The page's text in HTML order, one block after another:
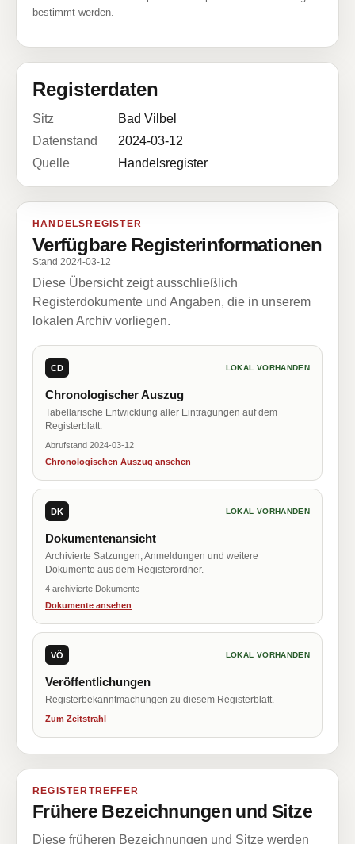
bestimmt werden.
Registerdaten
Sitz
Bad Vilbel
Datenstand
2024-03-12
Quelle
Handelsregister
HANDELSREGISTER
Verfügbare Registerinformationen
Stand 2024-03-12
Diese Übersicht zeigt ausschließlich
Registerdokumente und Angaben, die in unserem
lokalen Archiv vorliegen.
CD LOKAL VORHANDEN
Chronologischer Auszug
Tabellarische Entwicklung aller Eintragungen auf dem
Registerblatt.
Abrufstand 2024-03-12
Chronologischen Auszug ansehen
DK LOKAL VORHANDEN
Dokumentenansicht
Archivierte Satzungen, Anmeldungen und weitere
Dokumente aus dem Registerordner.
4 archivierte Dokumente
Dokumente ansehen
VÖ LOKAL VORHANDEN
Veröffentlichungen
Registerbekanntmachungen zu diesem Registerblatt.
Zum Zeitstrahl
REGISTERTREFFER
Frühere Bezeichnungen und Sitze
Diese früheren Bezeichnungen und Sitze werden